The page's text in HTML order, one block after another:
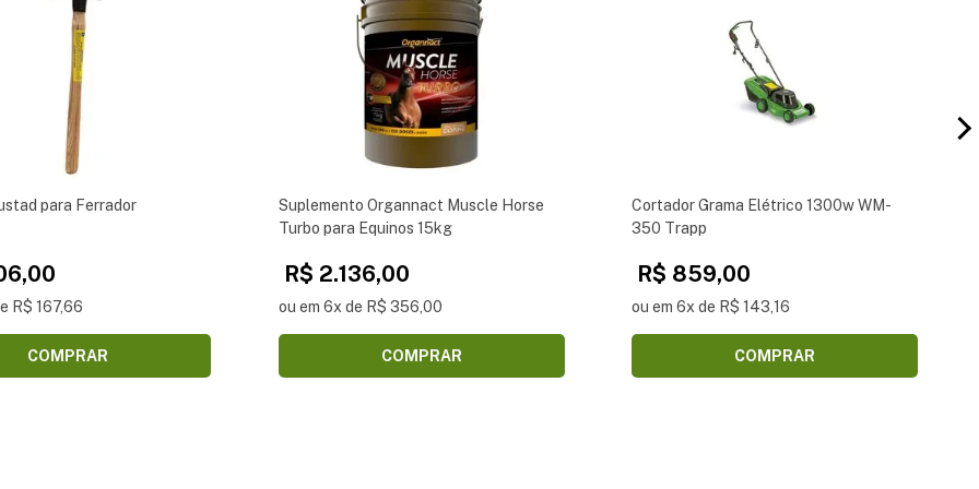
para Ferrador
R$ 167,66
COMPRAR
Suplemento Organnact Muscle Horse
Turbo para Equinos 15kg
R$ 2.136,00
ou em 6x de R$ 356,00
COMPRAR
Cortador Grama Elétrico 1300w WM-
350 Trapp
R$ 859,00
ou em 6x de R$ 143,16
COMPRAR